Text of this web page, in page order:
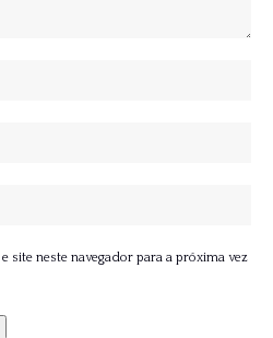
site neste navegador para a próxima vez